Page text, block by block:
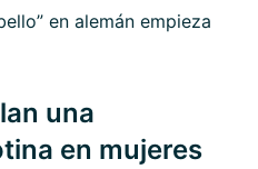
en alemán empieza
una
en mujeres